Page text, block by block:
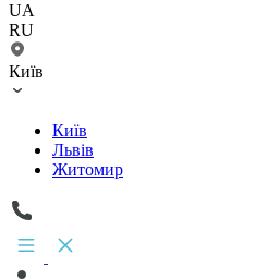
UA
RU
Київ
Київ
Львів
Житомир